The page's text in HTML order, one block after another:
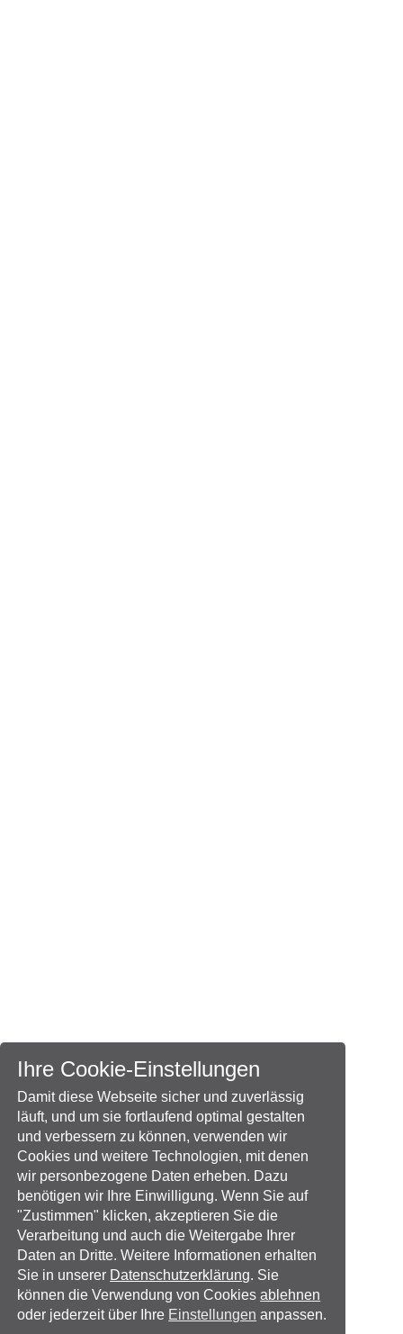
Ihre Cookie-Einstellungen
Damit diese Webseite sicher und zuverlässig
läuft, und um sie fortlaufend optimal gestalten
und verbessern zu können, verwenden wir
Cookies und weitere Technologien, mit denen
wir personbezogene Daten erheben. Dazu
benötigen wir Ihre Einwilligung. Wenn Sie auf
"Zustimmen" klicken, akzeptieren Sie die
Verarbeitung und auch die Weitergabe Ihrer
Daten an Dritte. Weitere Informationen erhalten
Sie in unserer Datenschutzerklärung. Sie
können die Verwendung von Cookiesablehnen
oder jederzeit über Ihre Einstellungen anpassen.